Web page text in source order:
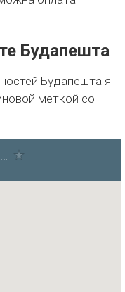
Будапешта
Будапешта я
меткой со